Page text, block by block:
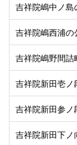
吉祥院嶋中ノ島
吉祥院嶋西浦の
吉祥院嶋野間詰
吉祥院新田壱ノ
吉祥院新田参ノ
吉祥院新田下ノ